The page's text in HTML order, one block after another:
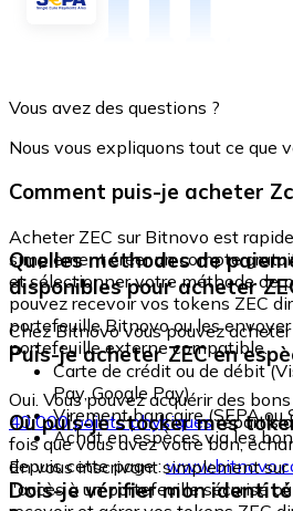
Vous avez des questions ?
Nous vous expliquons tout ce que
Comment puis-je acheter
Acheter ZEC sur Bitnovo est
simplement créer un compte
et sélectionner votre méthode de
pouvez recevoir vos tokens ZEC
portefeuille Bitnovo ou les
portefeuille externe compatible.
Quelles méthodes de
disponibles pour acheter
Chez Bitnovo vous pouvez
Carte de crédit ou de débit
Pay, Google Pay)
Virement bancaire (SEPA ou
Achat en espèces via les
Puis-je acheter ZEC en
Oui. Vous pouvez acquérir des
40 000 points physiquesrépartis
fois que vous avez votre bon,
depuis cette page :
Où puis-je stocker mes
En vous inscrivant simplement
l'accès à un portefeuille sécurisé
Dois-je vérifier mon